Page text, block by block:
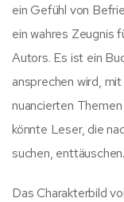
ein Gefühl von
ein wahres Zeugnis
Autors. Es ist ein
ansprechen wird,
nuancierten
könnte Leser, die
suchen, enttäuschen.
Das Charakterbild